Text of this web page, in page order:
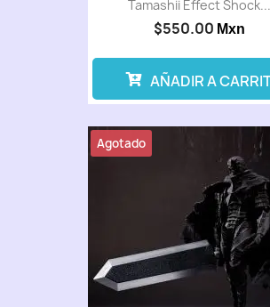
Tamashii Effect Shock...
$550.00 Mxn
AÑADIR A
Agotado